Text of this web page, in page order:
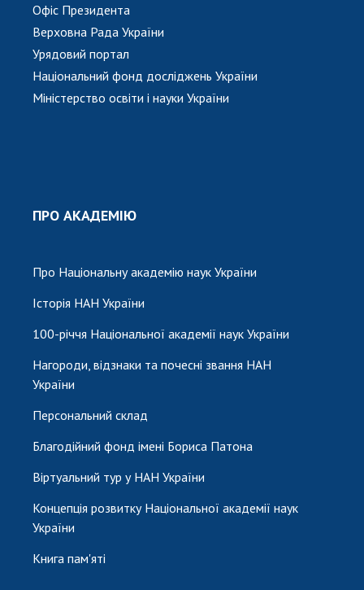
Офіс Президента
Верховна Рада України
Урядовий портал
Національний фонд досліджень України
Міністерство освіти і науки України
ПРО АКАДЕМІЮ
Про Національну академію наук України
Історія НАН України
100-річчя Національної академії наук України
Нагороди, відзнаки та почесні звання НАН
України
Персональний склад
Благодійний фонд імені Бориса Патона
Віртуальний тур у НАН України
Концепція розвитку Національної академії наук
України
Книга пам'яті